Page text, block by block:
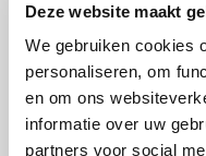
Deze website maakt
We gebruiken cookies
personaliseren, om
en om ons
informatie over uw
partners voor social
Vidaxl